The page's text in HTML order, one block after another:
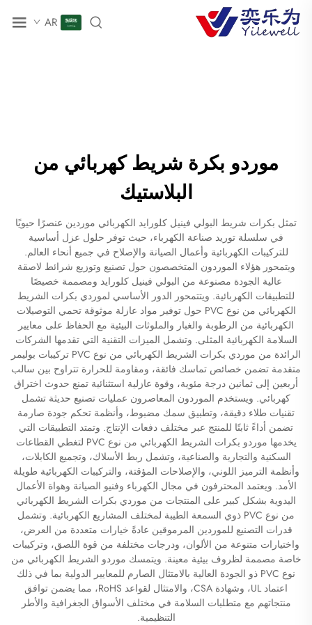
AR
موردو بكرة شريط كهربائي من
البلاستيك
تمثل بكرات شريط البولي فينيل كلورايد الكهربائي موردين عنصرًا حيويًا
في سلسلة توريد صناعة الكهرباء، حيث توفر حلول عزل أساسية
للتركيبات الكهربائية وأعمال الصيانة والإصلاح في جميع أنحاء العالم.
ويتمحور هؤلاء الموردون المتخصصون حول تصنيع وتوزيع شرائط لاصقة
عالية الجودة مصنوعة من البولي فينيل كلورايد ومصممة خصيصًا
للتطبيقات الكهربائية. ويتتمحور الدور الأساسي لموردي بكرات الشريط
الكهربائي من نوع PVC حول توفير مواد عازلة موثوقة تحمي التوصيلات
الكهربائية من الرطوبة والغبار والملوثات البيئية مع الحفاظ على معايير
السلامة الكهربائية المثلى. وتشمل الميزات التقنية التي تقدمها الشركات
الرائدة من موردي بكرات الشريط الكهربائي من نوع PVC تركيبات بوليمر
متقدمة تضمن خصائص تماسك فائقة، ومقاومة للحرارة تتراوح بين سالب
أربعين إلى ثمانين درجة مئوية، وقوة عازلية استثنائية تمنع حدوث اختراق
كهربائي. ويستخدم الموردون المعاصرون عمليات تصنيع حديثة تشمل
تقنيات طلاء دقيقة، وتطبيق سمك مضبوط، وأنظمة تحكم جودة صارمة
تضمن أداءً ثابتًا للمنتج عبر مختلف دفعات الإنتاج. وتمتد التطبيقات التي
يخدمها موردو بكرات الشريط الكهربائي من نوع PVC لتغطي القطاعات
السكنية والتجارية والصناعية، وتشمل ربط الأسلاك، وتجميع الكابلات،
وأنظمة الترميز اللوني، والإصلاحات المؤقتة، والتركيبات الكهربائية طويلة
الأمد. ويعتمد المحترفون في مجال الكهرباء وفنيو الصيانة وهواة الأعمال
اليدوية بشكل كبير على المنتجات من موردي بكرات الشريط الكهربائي
من نوع PVC ذوي السمعة الطيبة لمختلف المشاريع الكهربائية. وتشمل
قدرات التصنيع للموردين المرموقين عادةً خيارات متعددة من العرض،
واختيارات متنوعة من الألوان، ودرجات مختلفة من قوة اللصق، وتركيبات
خاصة مصممة لظروف بيئية معينة. ويتمسك موردو الشريط الكهربائي من
نوع PVC ذو الجودة العالية بالامتثال الصارم للمعايير الدولية بما في ذلك
اعتماد UL، وشهادة CSA، والامتثال لقواعد RoHS، مما يضمن توافق
منتجاتهم مع متطلبات السلامة في مختلف الأسواق الجغرافية والأطر
التنظيمية.